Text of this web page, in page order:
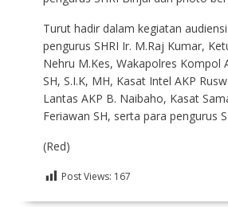
Turut hadir dalam kegiatan
pengurus SHRI Ir. M.Raj Kumar,
Nehru M.Kes, Wakapolres Kompol
SH, S.I.K, MH, Kasat Intel AKP
Lantas AKP B. Naibaho, Kasat
Feriawan SH, serta para pengurus
(Red)
Post Views: 167